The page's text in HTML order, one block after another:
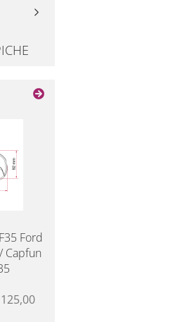
Ford
Capfun